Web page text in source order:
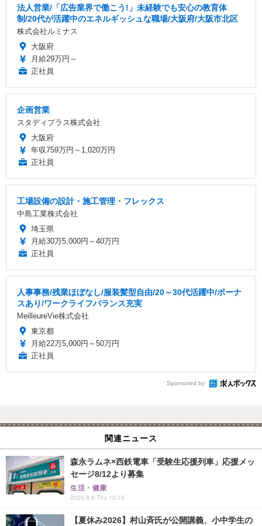
法人営業/「広告業界で働こう!」未経験でも安心の教育体
制/20代が活躍中のエネルギッシュな職場/大阪府/大阪市北区
株式会社ルミナス
大阪府
月給29万円～
正社員
企画営業
スタディプラス株式会社
大阪府
年収759万円～1,020万円
正社員
工場設備の設計・施工管理・フレックス
中島工業株式会社
埼玉県
月給30万5,000円～40万円
正社員
人事事務/残業ほぼなし/服装髪型自由/20～30代活躍中/ボーナ
スあり/ワークライフバランス充実
MeilleureVie株式会社
東京都
月給22万5,000円～50万円
正社員
Sponsored by
関連ニュース
森永ラムネ×西鉄電車「受験生応援列車」応援メッ
セージ8/12より募集
生活・健康
2026.8.6 Thu 15:15
【夏休み2026】村山斉氏が公開講義、小中学生の